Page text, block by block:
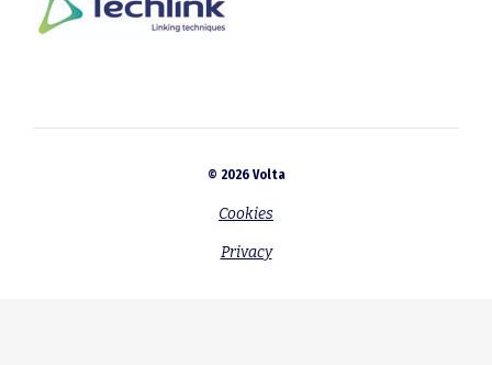
© 2026 Volta
Cookies
Privacy